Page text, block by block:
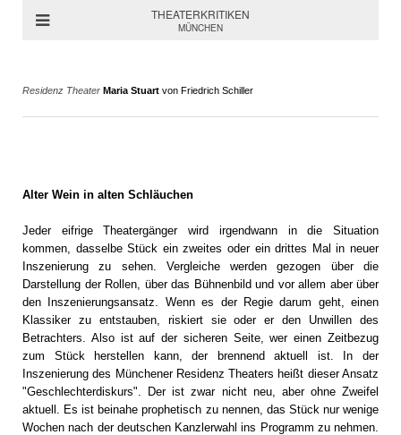
THEATERKRITIKEN
MÜNCHEN
Residenz Theater Maria Stuart von Friedrich Schiller
Alter Wein in alten Schläuchen
Jeder eifrige Theatergänger wird irgendwann in die Situation
kommen, dasselbe Stück ein zweites oder ein drittes Mal in neuer
Inszenierung zu sehen. Vergleiche werden gezogen über die
Darstellung der Rollen, über das Bühnenbild und vor allem aber über
den Inszenierungsansatz. Wenn es der Regie darum geht, einen
Klassiker zu entstauben, riskiert sie oder er den Unwillen des
Betrachters. Also ist auf der sicheren Seite, wer einen Zeitbezug
zum Stück herstellen kann, der brennend aktuell ist. In der
Inszenierung des Münchener Residenz Theaters heißt dieser Ansatz
"Geschlechterdiskurs". Der ist zwar nicht neu, aber ohne Zweifel
aktuell. Es ist beinahe prophetisch zu nennen, das Stück nur wenige
Wochen nach der deutschen Kanzlerwahl ins Programm zu nehmen.